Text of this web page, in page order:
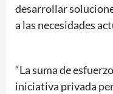
desarrollar
a las necesidades
“La suma de
iniciativa privada